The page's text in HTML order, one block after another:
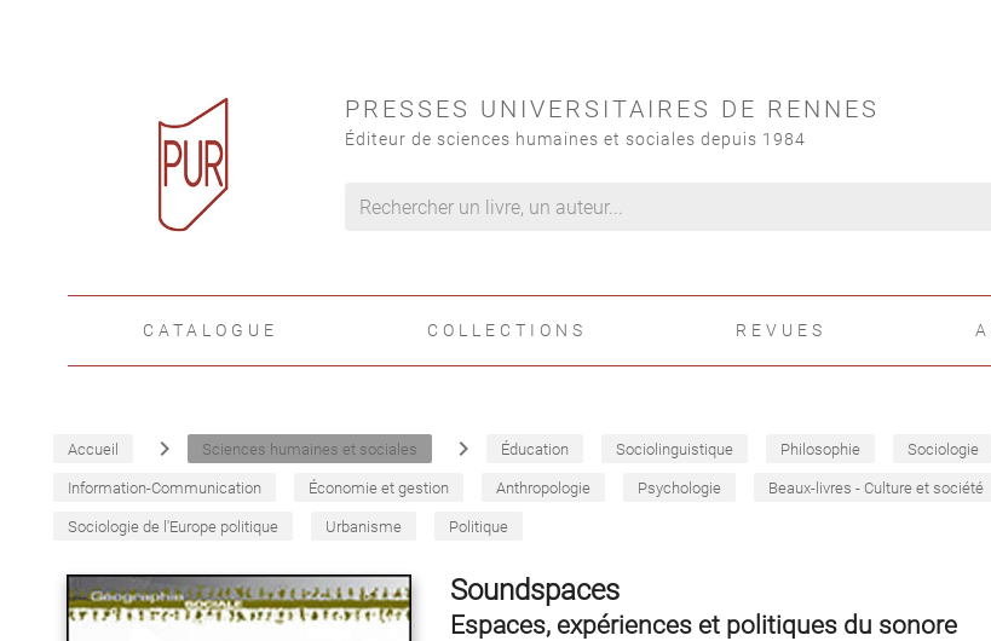
PRESSES UNIVERSITAIRES DE RENNES
Éditeur de sciences humaines et sociales depuis 1984
CATALOGUE COLLECTIONS REVUES
Accueil navigate_next Sciences humaines et sociales navigate_next Éducation Sociolinguistique Philosophie Sociologie
Information-Communication Économie et gestion Anthropologie Psychologie Beaux-livres - Culture et société
Sociologie de l'Europe politique Urbanisme Politique
Soundspaces
Espaces, expériences et politiques du sonore